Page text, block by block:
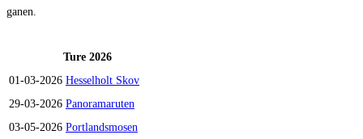
ganen.
Ture 2026
01-03-2026 Hesselholt Skov
29-03-2026 Panoramaruten
03-05-2026 Portlandsmosen